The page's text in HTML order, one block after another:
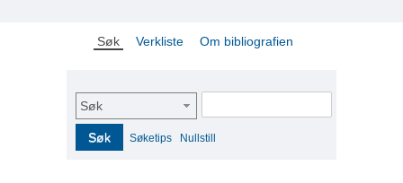
Søk Verkliste Om bibliografien
Søk
Søk Søketips Nullstill